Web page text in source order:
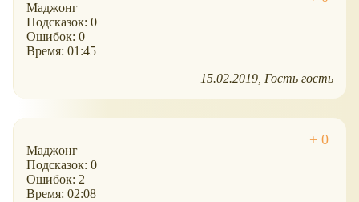
Маджонг
Подсказок: 0
Ошибок: 0
Время: 01:45
15.02.2019 Гость гость
Маджонг
Подсказок: 0
Ошибок: 2
Время: 02:08